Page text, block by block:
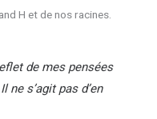
H et de nos racines.
de mes pensées
s’agit pas d’en